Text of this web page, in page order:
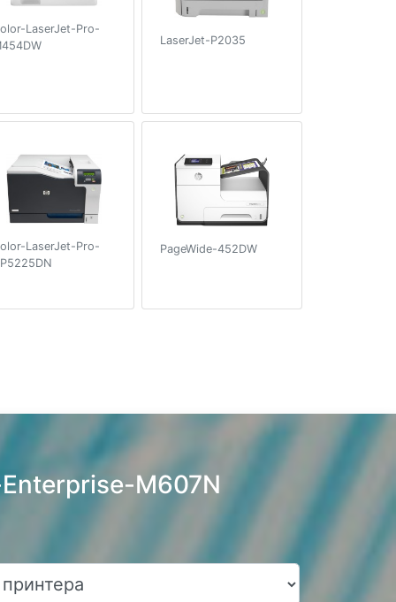
LaserJet-Pro-
LaserJet-P2035
LaserJet-Pro-
PageWide-452DW
M607N